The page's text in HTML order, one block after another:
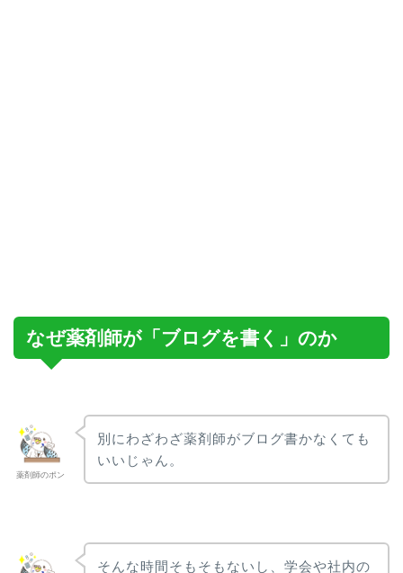
なぜ薬剤師が「ブログを書く」のか
薬剤師のポン
別にわざわざ薬剤師がブログ書かなくても
いいじゃん。
そんな時間そもそもないし、学会や社内の